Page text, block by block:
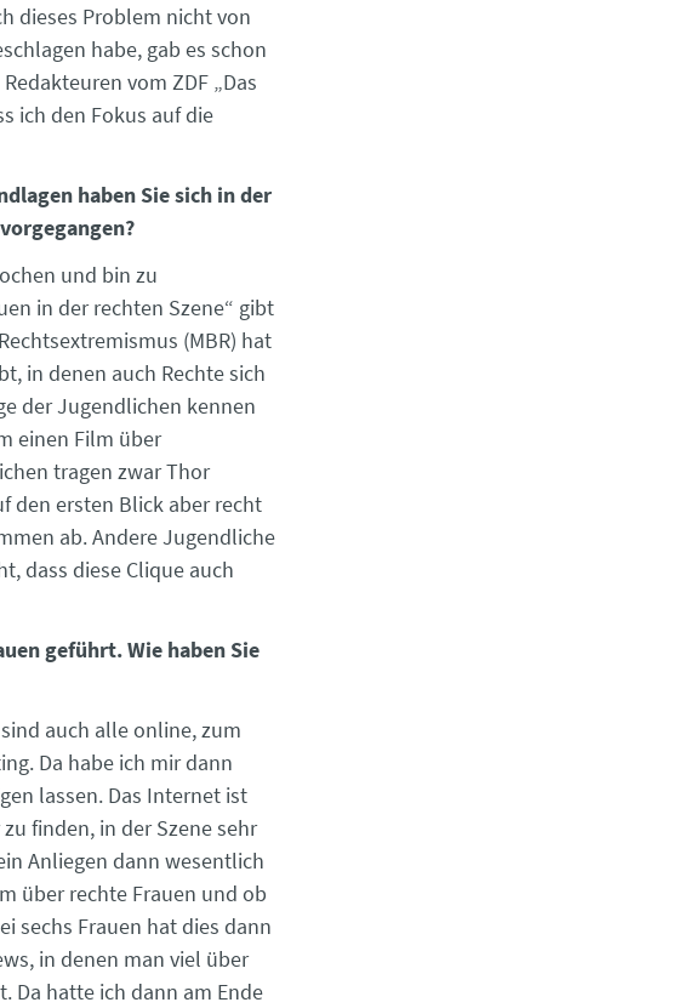
dieses Problem nicht von
habe, gab es schon
vom ZDF „Das
ich den Fokus auf die
haben Sie sich in der
und bin zu
in der rechten Szene“ gibt
(MBR) hat
in denen auch Rechte sich
der Jugendlichen kennen
einen Film über
tragen zwar Thor
den ersten Blick aber recht
ab. Andere Jugendliche
dass diese Clique auch
geführt. Wie haben Sie
auch alle online, zum
Da habe ich mir dann
lassen. Das Internet ist
finden, in der Szene sehr
Anliegen dann wesentlich
über rechte Frauen und ob
sechs Frauen hat dies dann
in denen man viel über
Da hatte ich dann am Ende